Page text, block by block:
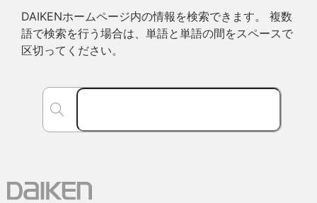
DAIKENホームページ内の情報を検索できます。 複数
語で検索を行う場合は、単語と単語の間をスペースで
区切ってください。